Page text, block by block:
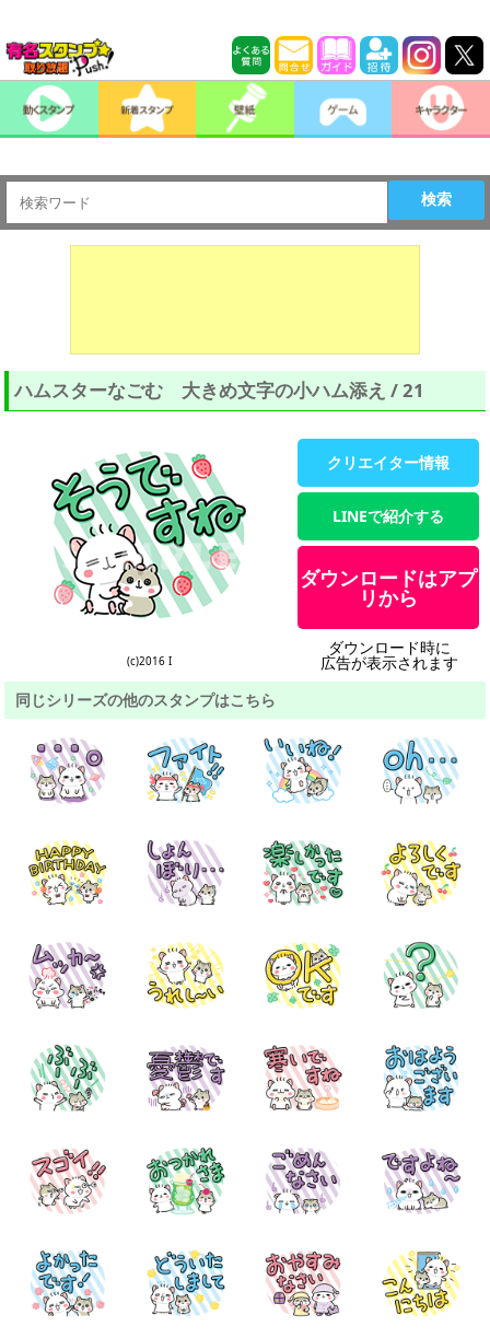
検索
ハムスターなごむ 大きめ文字の小ハム添え / 21
(c)2016 I
クリエイター情報
LINEで紹介する
ダウンロードはアプ
リから
ダウンロード時に
広告が表示されます
同じシリーズの他のスタンプはこちら